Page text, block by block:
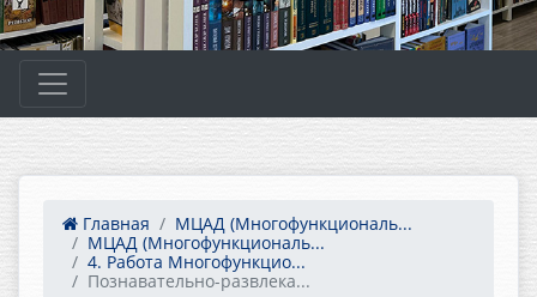
Главная
МЦАД (Многофункциональ...
МЦАД (Многофункциональ...
4. Работа Многофункцио...
Познавательно-развлека...